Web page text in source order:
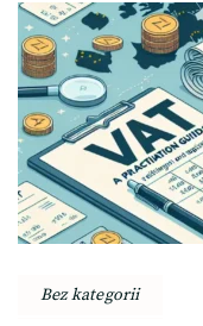
wpisu
Bez kategorii